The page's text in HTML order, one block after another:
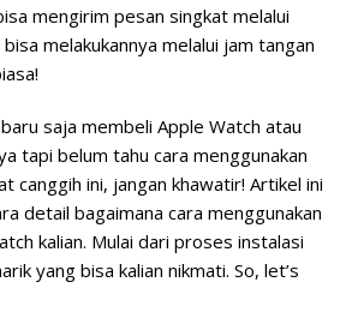
mengirim pesan singkat melalui
melakukannya melalui jam tangan
saja membeli Apple Watch atau
tapi belum tahu cara menggunakan
canggih ini, jangan khawatir! Artikel ini
detail bagaimana cara menggunakan
kalian. Mulai dari proses instalasi
yang bisa kalian nikmati. So, let’s